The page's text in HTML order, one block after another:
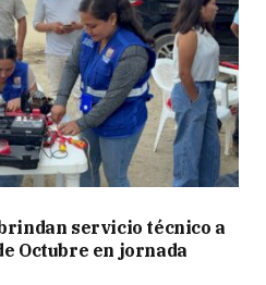
servicio técnico a
Octubre en jornada